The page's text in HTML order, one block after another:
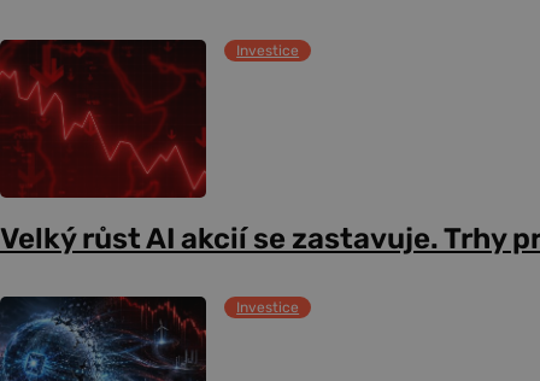
Investice
Velký růst AI akcií se zastavuje. Trhy
Investice